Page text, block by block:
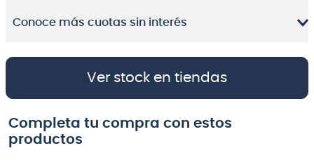
Conoce más cuotas sin interés
Ver stock en tiendas
Completa tu compra con estos
productos